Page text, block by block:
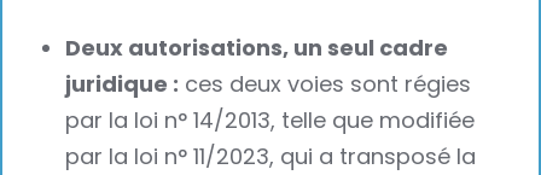
Deux autorisations, un seul cadre
juridique : ces deux voies sont régies
par la loi n° 14/2013, telle que modifiée
par la loi n° 11/2023, qui a transposé la